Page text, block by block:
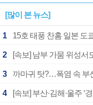
[많이 본 뉴스]
1 15호 태풍 찬홈 일본 도
2 [속보] 남부 가뭄 위성
3 까마귀 탓?…폭염 속 부
4 [속보] 부산·김해·울주